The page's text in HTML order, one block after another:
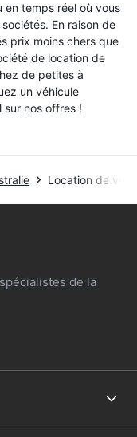
temps réel où vous
En raison de
prix moins chers que
de location de
de petites à
un véhicule
nos offres !
Location de
de la